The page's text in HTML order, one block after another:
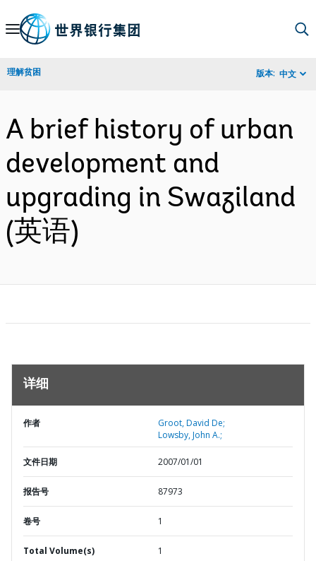
Skip
Navigation
理解贫困 版本: 中文
A brief history of urban
development and
upgrading in Swaziland
(英语)
详细
作者
Groot, David De;
Lowsby, John A.;
文件日期 2007/01/01
报告号 87973
卷号 1
Total Volume(s) 1